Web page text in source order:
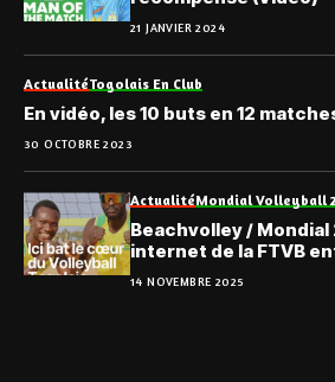
21 JANVIER 2024
ActualitéTogolais En Club
En vidéo, les 10 buts en 12
30 OCTOBRE 2023
ActualitéMondial Volleyball
Beachvolley /
internet de la FTVB
et fait peau neuve
14 NOVEMBRE 2025